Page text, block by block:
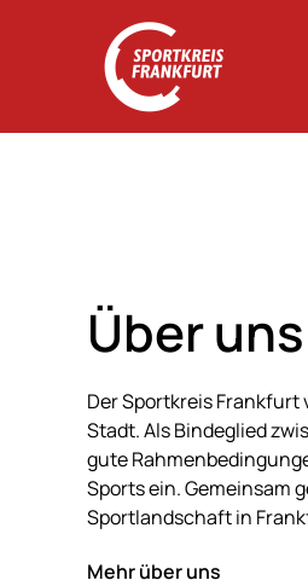
Zum Hauptinhalt springen
Über uns
Der Sportkreis
Stadt. Als Bindeglied
gute
Sports ein. Gemeinsam
Sportlandschaft in
Mehr über uns